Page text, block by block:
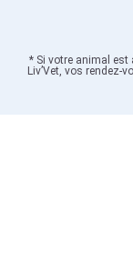
* Si votre animal est
Liv’Vet, vos rendez-